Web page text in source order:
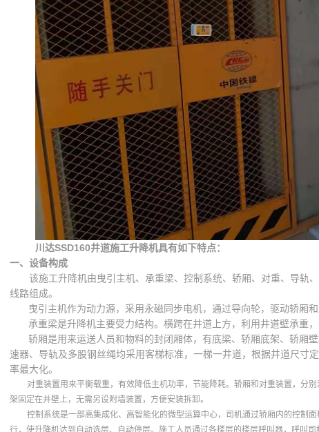
川达SSD160井道施工升降机具有如下特点：
一、 设备构成
该施工升降机由曳引主机、承重梁、控制系统、轿厢、对重、导轨
线路组成。
曳引主机作为动力源，采用永磁同步电机，通过导向轮，驱动轿厢
承重梁是升降机主要受力结构。横跨在井道上方，利用井道壁承重
轿厢是用来运送人员和物料的封闭厢体，有底梁、轿厢底架、轿厢
速器、导轨及多股钢丝绳均采用客梯标准，一梯一井道，根据井道尺寸
率最大化。
对重装置用来平衡载重，有效降低主机功率，节能降耗。轿厢和对重装置，分
架固定在井壁上，无需另设附墙装置，方便安装拆卸。
控制系统是一部高集成化、高智能化的微型运算中心，司机通过轿厢内的控制
行，使升降机达到自动选层、自动停层。施工人员通过各楼层的楼层呼叫器，呼叫司